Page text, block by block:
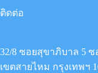
ติดต่อ
32/8 ซอยสุขาภิบาล 5
เขตสายไหม กรุงเทพฯ